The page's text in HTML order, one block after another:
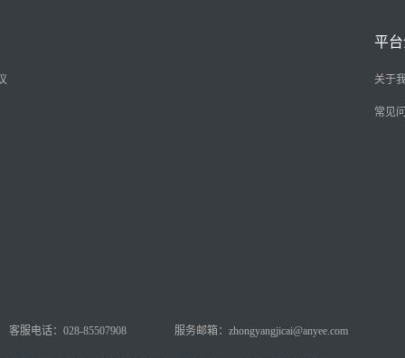
平
关于
常见
客服电话：028-85507908 服务邮箱：zhongyangjicai@anyee.com